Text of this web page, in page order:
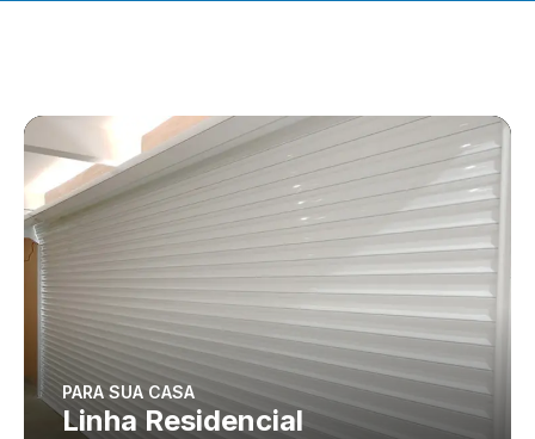
PARA SUA CASA
Linha Residencial